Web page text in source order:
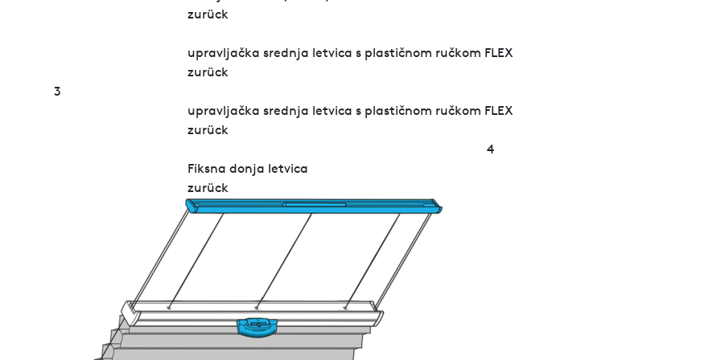
zurück
upravljačka srednja letvica s plastičnom ručkom FLEX
zurück
3
upravljačka srednja letvica s plastičnom ručkom FLEX
zurück
4
Fiksna donja letvica
zurück